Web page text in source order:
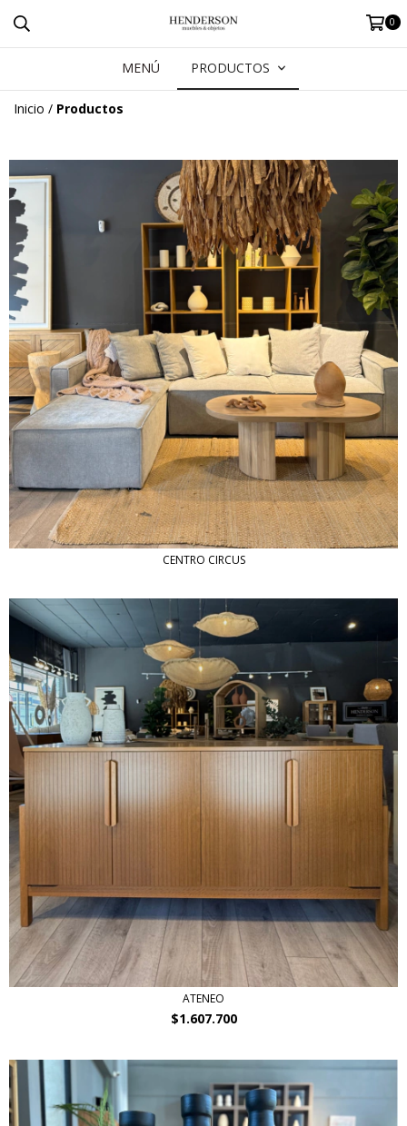
0
MENÚ PRODUCTOS
Inicio / Productos
CENTRO CIRCUS
ATENEO
$1.607.700